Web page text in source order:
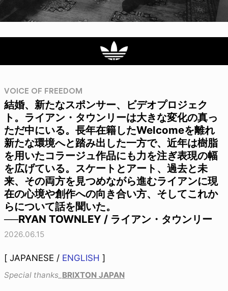
VOICE OF FREEDOM
結婚、新たなスポンサー、ビデオプロジェク
ト。ライアン・タウンリーは大きな変化の真っ
ただ中にいる。長年在籍したWelcomeを離れ
新たな環境へと踏み出した一方で、近年は樹脂
を用いたコラージュ作品にも力を注ぎ表現の幅
を広げている。スケートとアート、過去と未
来、その両方を見つめながら進むライアンに現
在の心境や創作への向き合い方、そしてこれか
らについて話を聞いた。
──RYAN TOWNLEY / ライアン・タウンリー
2026.06.15
[ JAPANESE / ENGLISH ]
Special thanks_ BRIXTON JAPAN